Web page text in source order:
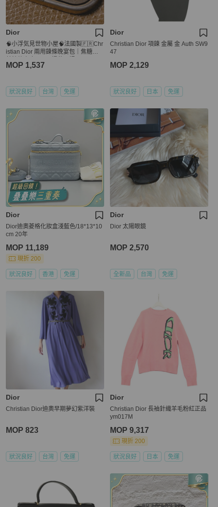
Dior
🧠小浮気見世物小屋🧠法國製🇫🇷Chr
istian Dior 兩用鍊條晚宴包｜焦糖駝
MOP 1,537
狀況良好 台灣 免運
Dior
Christian Dior 項鍊 金屬 金 Auth SW9
47
MOP 2,129
狀況良好 日本 免運
Dior
Dior迪奧菱格化妝盒淺藍色/18*13*10
cm 20年
MOP 11,189
現折 200
狀況良好 香港 免運
Dior
Dior 太陽眼鏡
MOP 2,570
全新品 台灣 免運
Dior
Christian Dior迪奧早期夢幻紫洋裝
MOP 823
狀況良好 台灣 免運
Dior
Christian Dior 長袖針織羊毛粉紅正品
ym017M
MOP 9,317
現折 200
狀況良好 日本 免運